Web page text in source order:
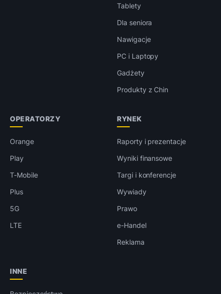
Tablety
Dla seniora
Nawigacje
PC i Laptopy
Gadżety
Produkty z Chin
OPERATORZY
Orange
Play
T-Mobile
Plus
5G
LTE
RYNEK
Raporty i prezentacje
Wyniki finansowe
Targi i konferencje
Wywiady
Prawo
e-Handel
Reklama
INNE